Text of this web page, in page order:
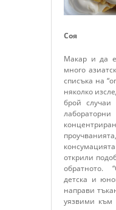
Соя
Макар и да
много
списъка на
няколко
брой
открили
обратното.
детска и
направи
уязвими към